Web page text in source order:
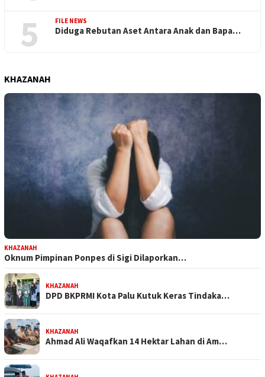
5 FILE NEWS
Diduga Rebutan Aset Antara Anak dan Bapa…
KHAZANAH
KHAZANAH
Oknum Pimpinan Ponpes di Sigi Dilaporkan…
KHAZANAH
DPD BKPRMI Kota Palu Kutuk Keras Tindaka…
KHAZANAH
Ahmad Ali Waqafkan 14 Hektar Lahan di Am…